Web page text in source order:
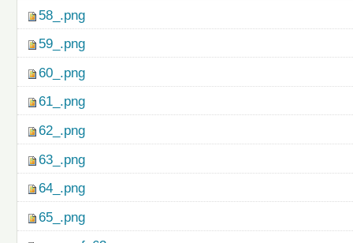
58_.png
59_.png
60_.png
61_.png
62_.png
63_.png
64_.png
65_.png